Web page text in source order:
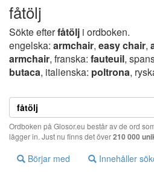
fåtölj
Sökte efterfåtölj i ordboken.
engelska: armchair, easy chair,
armchair, franska: fauteuil,
butaca, italienska: poltrona,
Ordboken på Glosor.eu består av de ord
lägger in. Just nu finns det över210 000
Börjar med Innehåller